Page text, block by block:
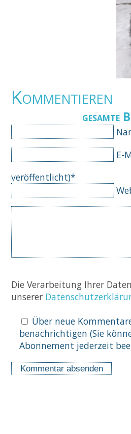
Kommentieren
gesamte
E-
veröffentlicht)*
Die Verarbeitung Ihrer
unserer
Über neue
benachrichtigen (Sie
Abonnement jederzeit